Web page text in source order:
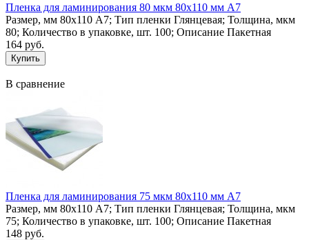
Пленка для ламинирования 80 мкм 80х110 мм А7
Размер, мм 80х110 А7; Тип пленки Глянцевая; Толщина, мкм
80; Количество в упаковке, шт. 100; Описание Пакетная
164 руб.
В сравнение
Пленка для ламинирования 75 мкм 80х110 мм А7
Размер, мм 80х110 А7; Тип пленки Глянцевая; Толщина, мкм
75; Количество в упаковке, шт. 100; Описание Пакетная
148 руб.